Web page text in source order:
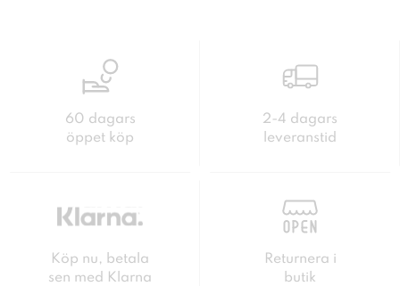
60 dagars
öppet köp
2-4 dagars
leveranstid
Köp nu, betala
sen med Klarna
Returnera i
butik